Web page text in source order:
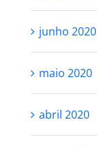
junho 2020
maio 2020
abril 2020